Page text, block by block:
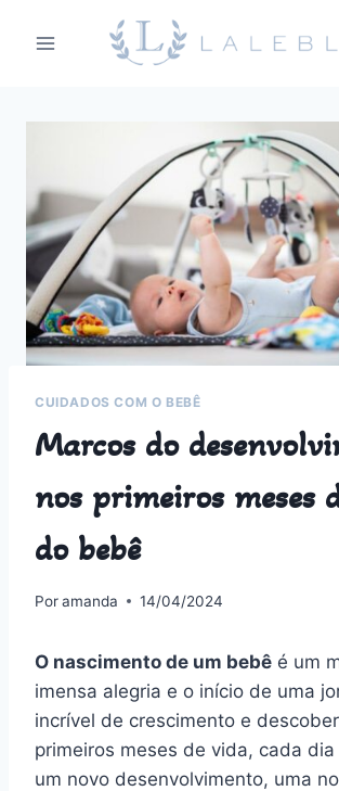
para
CUIDADOS COM O BEBÊ
Marcos do
nos primeiros meses
do bebê
Poramanda 14/04/2024
O nascimento de um bebê é um
imensa alegria e o início de uma
incrível de crescimento e
primeiros meses de vida, cada
um novo desenvolvimento, uma